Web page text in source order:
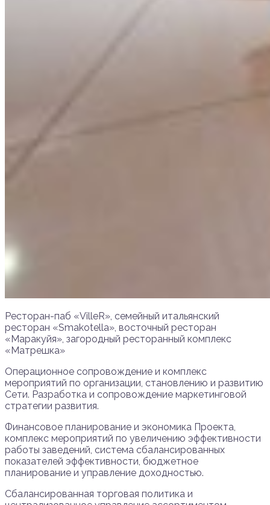
Ресторан-паб «VilleR», семейный итальянский
ресторан «Smakotella», восточный ресторан
«Маракуйя», загородный ресторанный комплекс
«Матрешка»
Операционное сопровождение и комплекс
мероприятий по организации, становлению и развитию
Сети. Разработка и сопровождение маркетинговой
стратегии развития.
Финансовое планирование и экономика Проекта,
комплекс мероприятий по увеличению эффективности
работы заведений, система сбалансированных
показателей эффективности, бюджетное
планирование и управление доходностью.
Сбалансированная торговая политика и